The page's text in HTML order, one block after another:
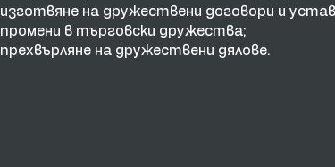
изготвяне на дружествени договори и
промени в търговски дружества;
прехвърляне на дружествени дялове.